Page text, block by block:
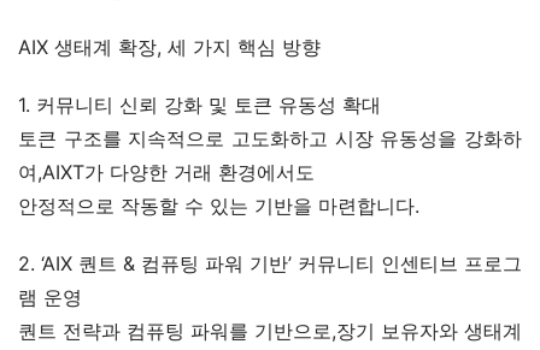
AIX 생태계 확장, 세 가지 핵심 방향
1. 커뮤니티 신뢰 강화 및 토큰 유동성 확대
토큰 구조를 지속적으로 고도화하고 시장 유동성을 강화하
여,AIXT가 다양한 거래 환경에서도
안정적으로 작동할 수 있는 기반을 마련합니다.
2. ‘AIX 퀀트 & 컴퓨팅 파워 기반’ 커뮤니티 인센티브 프로그
램 운영
퀀트 전략과 컴퓨팅 파워를 기반으로,장기 보유자와 생태계